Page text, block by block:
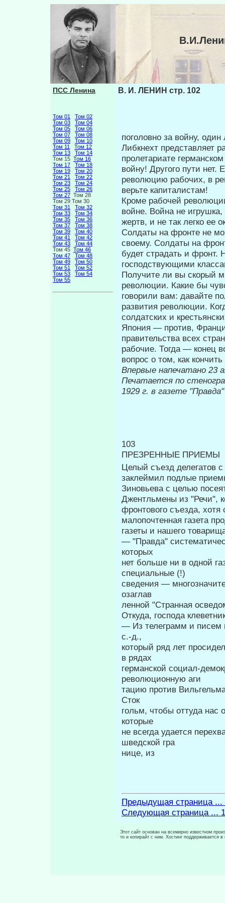
ПСС Ленина
Том 01
Том 02
Том 03
Том 04
Том 05
Том 06
Том 07
Том 08
Том 09
Том 10
Том 11
Том 12
Том 13
Том 14
Том 15 Том 16
Том 17
Том 18
Том 19
Том 20
Том 21
Том 22
Том 23
Том 24
Том 25
Том 26
Том 27 Том 28
Том 29 Том 30
Том 31
Том 32
Том 33
Том 34
Том 35
Том 36
Том 37
Том 38
Том 39
Том 40
Том 41
Том 42
Том 43
Том 44
Том 45 Том 46
Том 47
Том 48
Том 49
Том 50
Том 51
Том 52
Том 53
Том 54
Том 55
В. И. ЛЕНИН стр. 102
поголовно за войну,
Либкнехт представляет
пролетариате
войну! Другого пути нет.
революцию рабочих, в
верьте капиталистам!
Кроме рабочей
войне. Война не
жертв, и не так легко ее
Солдаты на фронте не
своему. Солдаты на
будет страдать и фронт.
господствующими
Получите ли вы скорый
революции. Какие бы
говорили вам: давайте
развития революции.
солдатских и
Япония — против,
правительства всех
рабочие. Тогда — конец
вопрос о том, как кончить
Впервые
Печатается по
1929 г. в газете
103
ПРЕЗРЕННЫЕ ПРИЕМЫ
Целый съезд делегатов
за­клеймил подлые
Зиновьева с целью
Джентльмены из "Речи",
фронтового съезда, хотя
малопочтенная газета
газеты и нашего
— "Правда"
которых
нет больше ни в одной
специальные (!)
сведения —
озаглав­
ленной "Странная
Откуда, господа
— Из телеграмм и писем
с.-д.,
который ряд лет
в рядах
германской социал-
революционную аги­
тацию против
Сток­
гольм, чтобы оттуда нас
которые
не всегда удается
шведской гра­
нице, из
Предыдущая страница ...
Следующая страница ...
Этот сайт основан на всемирно известном
то и копирайт с ним. Хостинг поддерживается